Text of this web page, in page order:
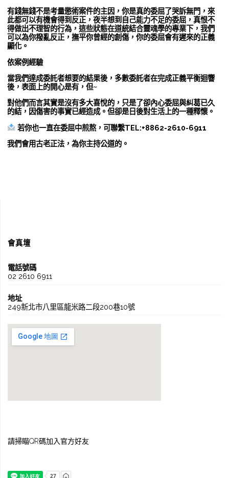
有錢無錢不是考量懲術案件的主因，你是真的委屈了哭訴無門，來
此都可以有機會得到反正，夜半想到自己能力不足的委屈，真恨不
得做出不理智的行為，這些狀態在道統結合靈魂學的專業下，我們
可以為你撥亂反正，撫平你曾經的創傷，你的委屈會有遲來的正義
顯化。
依案例經驗
當我們達成委託者想要的結果後，多數委託者在完成正義平衡迴響
後，表面上的開心是有，但~
對他們而言其實是沒有多大喜悅的，只是了卻內心委屈與糾葛已久
的結，因傷害的事實已經造成。但卻是日後對生活上的一種釋懷。
若你也一直在委屈中煎熬，可聯繫TEL:+8862-2610-6911
我們會用古老正法，為你主持公道的。
會真壇
電話號碼
02 2610 6911
地址
249新北市八里區龍米路二段200巷10號
請掃瞄QR碼加入官方好友